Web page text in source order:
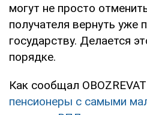
могут не просто
получателя вернуть уже
государству. Делается
порядке.
Как сообщал
пенсионеры с самыми